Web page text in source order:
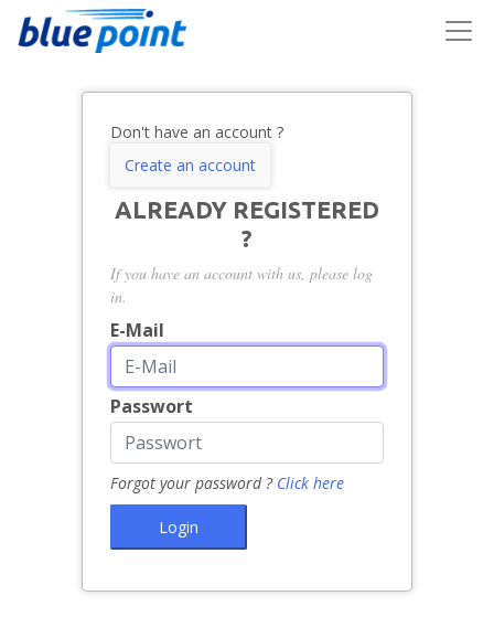
Don't have an account ?
Create an account
ALREADY REGISTERED
?
If you have an account with us, please log
in.
E-Mail
Passwort
Forgot your password ? Click here
Login